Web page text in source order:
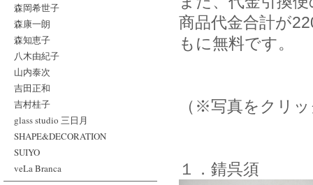
森岡希世子
森康一朗
森知恵子
八木由紀子
山内泰次
吉田正和
吉村桂子
glass studio 三日月
SHAPE&DECORATION
SUIYO
veLa Branca
商品代金合計が
もに無料です。
（※写真をクリ
１．錆呉須